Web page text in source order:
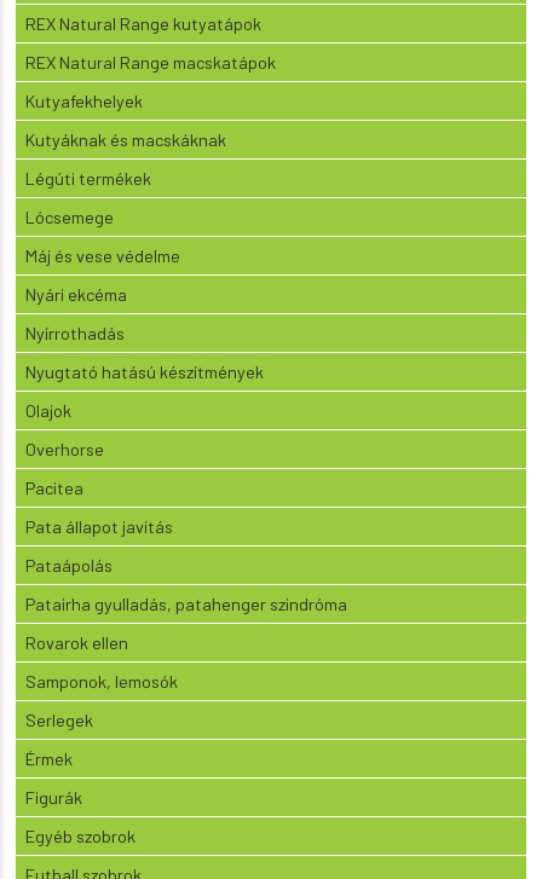
REX Natural Range kutyatápok
REX Natural Range macskatápok
Kutyafekhelyek
Kutyáknak és macskáknak
Légúti termékek
Lócsemege
Máj és vese védelme
Nyári ekcéma
Nyírrothadás
Nyugtató hatású készítmények
Olajok
Overhorse
Pacitea
Pata állapot javítás
Pataápolás
Patairha gyulladás, patahenger szindróma
Rovarok ellen
Samponok, lemosók
Serlegek
Érmek
Figurák
Egyéb szobrok